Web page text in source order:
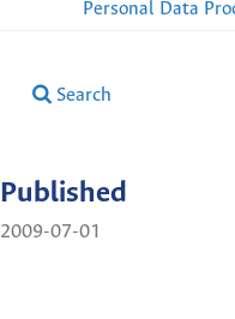
Personal Data
Search
Published
2009-07-01